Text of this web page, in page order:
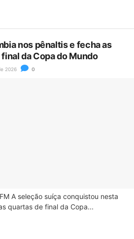
nos pênaltis e fecha as
da Copa do Mundo
2026 0
A seleção suíça conquistou nesta
quartas de final da Copa...